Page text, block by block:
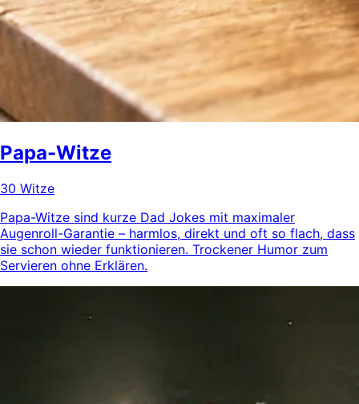
Papa-Witze
30 Witze
Papa-Witze sind kurze Dad Jokes mit maximaler
Augenroll-Garantie – harmlos, direkt und oft so flach, dass
sie schon wieder funktionieren. Trockener Humor zum
Servieren ohne Erklären.